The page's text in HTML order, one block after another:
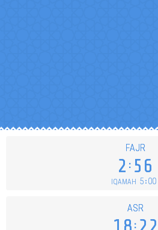
FAJR
2 56
IQAMAH 5 00
ASR